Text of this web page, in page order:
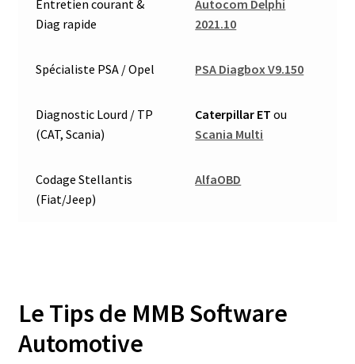
Entretien courant &
Diag rapide
Autocom Delphi
2021.10
Spécialiste PSA / Opel PSA Diagbox V9.150
Diagnostic Lourd / TP
(CAT, Scania)
Caterpillar ET ou
Scania Multi
Codage Stellantis
(Fiat/Jeep)
AlfaOBD
Le Tips de MMB Software
Automotive